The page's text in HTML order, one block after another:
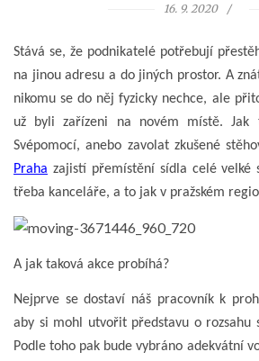
16. 9. 2020
Stává se, že podnikatelé potřebují
na jinou adresu a do jiných prostor. A
nikomu se do něj fyzicky nechce, ale
už byli zařízeni na novém místě. Jak
Svépomocí, anebo zavolat zkušené
Praha zajistí přemístění sídla celé velké
třeba kanceláře, a to jak v pražském
A jak taková akce probíhá?
Nejprve se dostaví náš pracovník k
aby si mohl utvořit představu o rozsahu
Podle toho pak bude vybráno adekvátní